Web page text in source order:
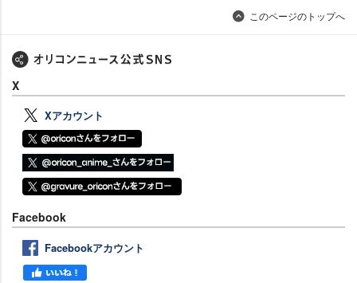
このページのトップへ
X
Xアカウント
Facebook
Facebookアカウント